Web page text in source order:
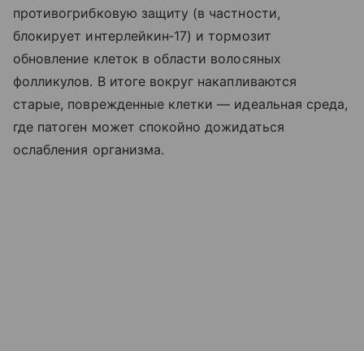
противогрибковую защиту (в частности,
блокирует интерлейкин‑17) и тормозит
обновление клеток в области волосяных
фолликулов. В итоге вокруг накапливаются
старые, поврежденные клетки — идеальная среда,
где патоген может спокойно дожидаться
ослабления организма.